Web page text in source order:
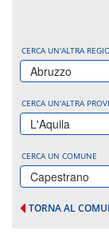
CERCA UN'ALTRA
Abruzzo
CERCA UN'ALTRA
L'Aquila
CERCA UN COMUNE
Capestrano
TORNA AL